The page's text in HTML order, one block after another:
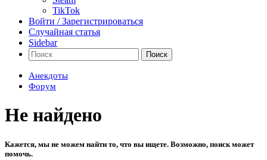
TikTok
Войти / Зарегистрироваться
Случайная статья
Sidebar
Поиск
Анекдоты
Форум
Не найдено
Кажется, мы не можем найти то, что вы ищете. Возможно, поиск может
помочь.